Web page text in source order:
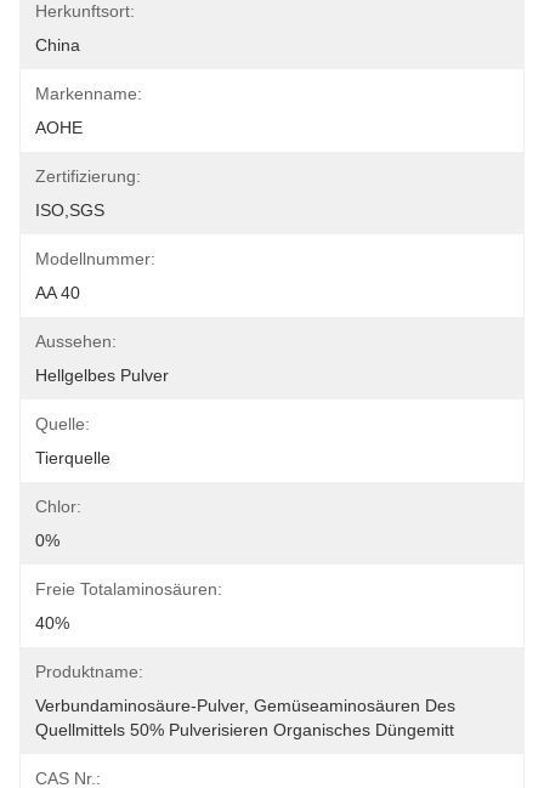
Herkunftsort:
China
Markenname:
AOHE
Zertifizierung:
ISO,SGS
Modellnummer:
AA 40
Aussehen:
Hellgelbes Pulver
Quelle:
Tierquelle
Chlor:
0%
Freie Totalaminosäuren:
40%
Produktname:
Verbundaminosäure-Pulver, Gemüseaminosäuren Des
Quellmittels 50% Pulverisieren Organisches Düngemitt
CAS Nr.: